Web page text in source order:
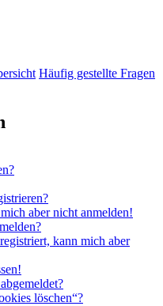
Häufig gestellte Fragen
aber nicht anmelden!
kann mich aber
löschen“?